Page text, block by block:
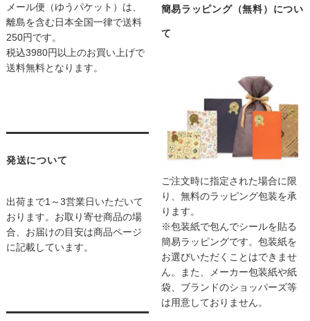
メール便（ゆうパケット）は、
離島を含む日本全国一律で送料
250円です。
税込3980円以上のお買い上げで
送料無料となります。
発送について
出荷まで1～3営業日いただいて
おります。お取り寄せ商品の場
合、お届けの目安は商品ページ
に記載しています。
簡易ラッピング（無料）につい
て
ご注文時に指定された場合に限
り、無料のラッピング包装を承
ります。
※包装紙で包んでシールを貼る
簡易ラッピングです。包装紙を
お選びいただくことはできませ
ん。また、メーカー包装紙や紙
袋、ブランドのショッパーズ等
は用意しておりません。